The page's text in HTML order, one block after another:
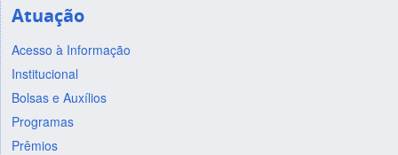
Atuação
Acesso à Informação
Institucional
Bolsas e Auxílios
Programas
Prêmios